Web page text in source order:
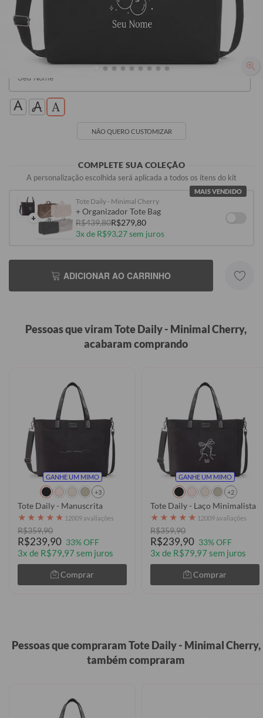
Seu Nome
R$239,90
Marrom
R$239,90
NÃO QUERO CUSTOMIZAR
COMPLETE SUA COLEÇÃO
A personalização escolhida será aplicada a todos os itens do kit
MAIS VENDIDO
+
Tote Daily - Minimal Cherry
+ Organizador Tote Bag
R$439,80R$279,80
3x de R$93,27 sem juros
ADICIONAR AO CARRINHO
Pessoas que viram Tote Daily - Minimal Cherry,
acabaram comprando
GANHE UM MIMO
+3
Tote Daily - Manuscrita
★ ★ ★ ★ ★ 12009 avaliações
R$359,90
R$239,90 33% OFF
3x de R$79,97 sem juros
Comprar
GANHE UM MIMO
+2
Tote Daily - Laço Minimalista
★ ★ ★ ★ ★ 12009 avaliações
R$359,90
R$239,90 33% OFF
3x de R$79,97 sem juros
Comprar
Pessoas que compraram Tote Daily - Minimal Cherry,
também compraram